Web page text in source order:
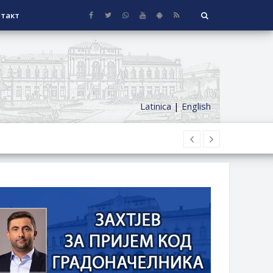
Latinica|English
КУЋЕ СА ОКУЋНИЦОМ НА
БОРАЧКИ ДОДАТАК ЗА